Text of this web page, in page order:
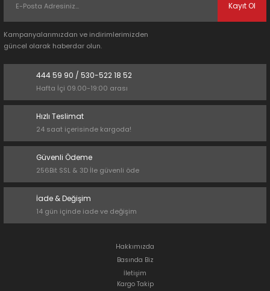
Kayıt Ol
Kampanyalarımızdan ve indirimlerimizden
güncel olarak haberdar olun.
444 59 90 / 530-522 18 52
Hafta İçi 09.00-19:00 arası
Hızlı Teslimat
24 saat içerisinde kargoda!
Güvenli Ödeme
256Bit SSL & 3D İle güvenli öde
İade & Değişim
14 gün içinde iade ve değişim
Hakkımızda
Basında Biz
İletişim
Kargo Takip